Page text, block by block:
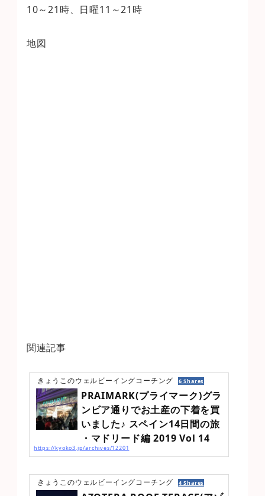
10～21時、日曜11～21時
地図
関連記事
きょうこのウェルビーイングコーチング 6 Shares
PRAIMARK(プライマーク)グラ
ンビア通りでお土産の下着を買
いました♪ スペイン14日間の旅
・マドリード編 2019 Vol 14
https://kyoko3.jp/archives/12201
AZOTERA ROOF TERACE(アゾテアルーフテラス)からの眺望にうっとり♡マドリ
女の子達に、おパンティのお土産を買いたかったのだ！ライトアップされて、華
やかな街並み♪市営のカジノこの通りも素敵
マクドナルドが、重厚な建物に入っ
きょうこのウェルビーイングコーチング 4 Shares